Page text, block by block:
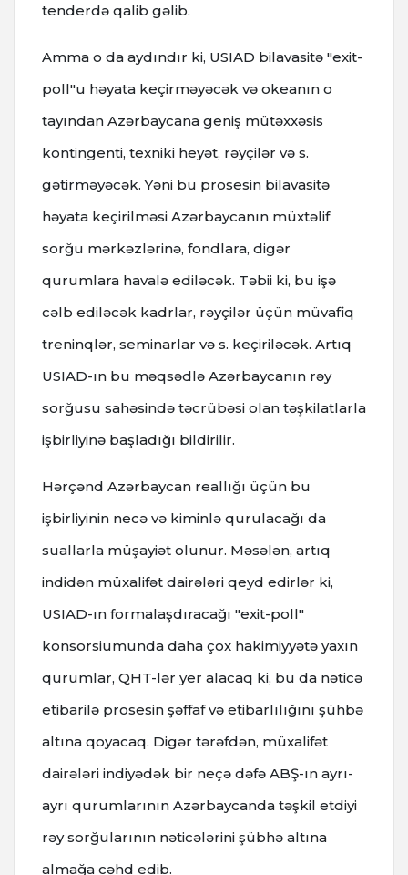
tenderdə qalib gəlib.
Amma o da aydındır ki, USIAD bilavasitə "exit-
poll"u həyata keçirməyəcək və okeanın o
tayından Azərbaycana geniş mütəxxəsis
kontingenti, texniki heyət, rəyçilər və s.
gətirməyəcək. Yəni bu prosesin bilavasitə
həyata keçirilməsi Azərbaycanın müxtəlif
sorğu mərkəzlərinə, fondlara, digər
qurumlara havalə ediləcək. Təbii ki, bu işə
cəlb ediləcək kadrlar, rəyçilər üçün müvafiq
treninqlər, seminarlar və s. keçiriləcək. Artıq
USIAD-ın bu məqsədlə Azərbaycanın rəy
sorğusu sahəsində təcrübəsi olan təşkilatlarla
işbirliyinə başladığı bildirilir.
Hərçənd Azərbaycan reallığı üçün bu
işbirliyinin necə və kiminlə qurulacağı da
suallarla müşayiət olunur. Məsələn, artıq
indidən müxalifət dairələri qeyd edirlər ki,
USIAD-ın formalaşdıracağı "exit-poll"
konsorsiumunda daha çox hakimiyyətə yaxın
qurumlar, QHT-lər yer alacaq ki, bu da nəticə
etibarilə prosesin şəffaf və etibarlılığını şühbə
altına qoyacaq. Digər tərəfdən, müxalifət
dairələri indiyədək bir neçə dəfə ABŞ-ın ayrı-
ayrı qurumlarının Azərbaycanda təşkil etdiyi
rəy sorğularının nəticələrini şübhə altına
almağa cəhd edib.